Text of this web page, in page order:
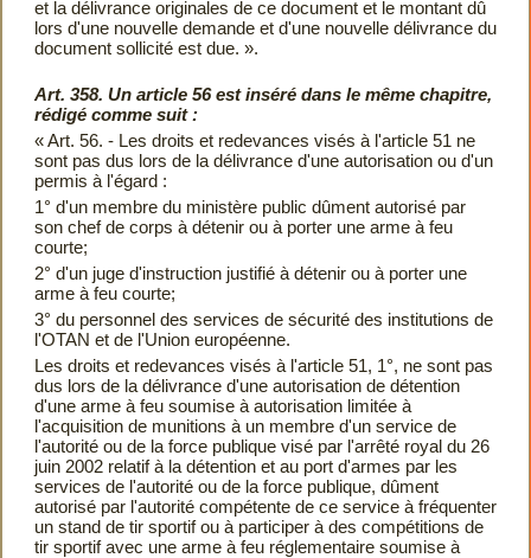
et la délivrance originales de ce document et le montant dû
lors d'une nouvelle demande et d'une nouvelle délivrance du
document sollicité est due. ».
Art. 358. Un article 56 est inséré dans le même chapitre,
rédigé comme suit :
« Art. 56. - Les droits et redevances visés à l'article 51 ne
sont pas dus lors de la délivrance d'une autorisation ou d'un
permis à l'égard :
1° d'un membre du ministère public dûment autorisé par
son chef de corps à détenir ou à porter une arme à feu
courte;
2° d'un juge d'instruction justifié à détenir ou à porter une
arme à feu courte;
3° du personnel des services de sécurité des institutions de
l'OTAN et de l'Union européenne.
Les droits et redevances visés à l'article 51, 1°, ne sont pas
dus lors de la délivrance d'une autorisation de détention
d'une arme à feu soumise à autorisation limitée à
l'acquisition de munitions à un membre d'un service de
l'autorité ou de la force publique visé par l'arrêté royal du 26
juin 2002 relatif à la détention et au port d'armes par les
services de l'autorité ou de la force publique, dûment
autorisé par l'autorité compétente de ce service à fréquenter
un stand de tir sportif ou à participer à des compétitions de
tir sportif avec une arme à feu réglementaire soumise à